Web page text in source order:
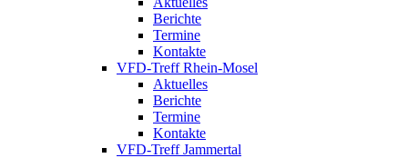
Berichte
Termine
Kontakte
VFD-Treff Rhein-Mosel
Aktuelles
Berichte
Termine
Kontakte
VFD-Treff Jammertal